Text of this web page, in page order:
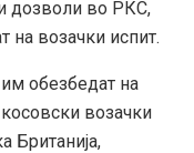
дозволи во РКС,
на возачки испит.
обезбедат на
возачки
Британија,